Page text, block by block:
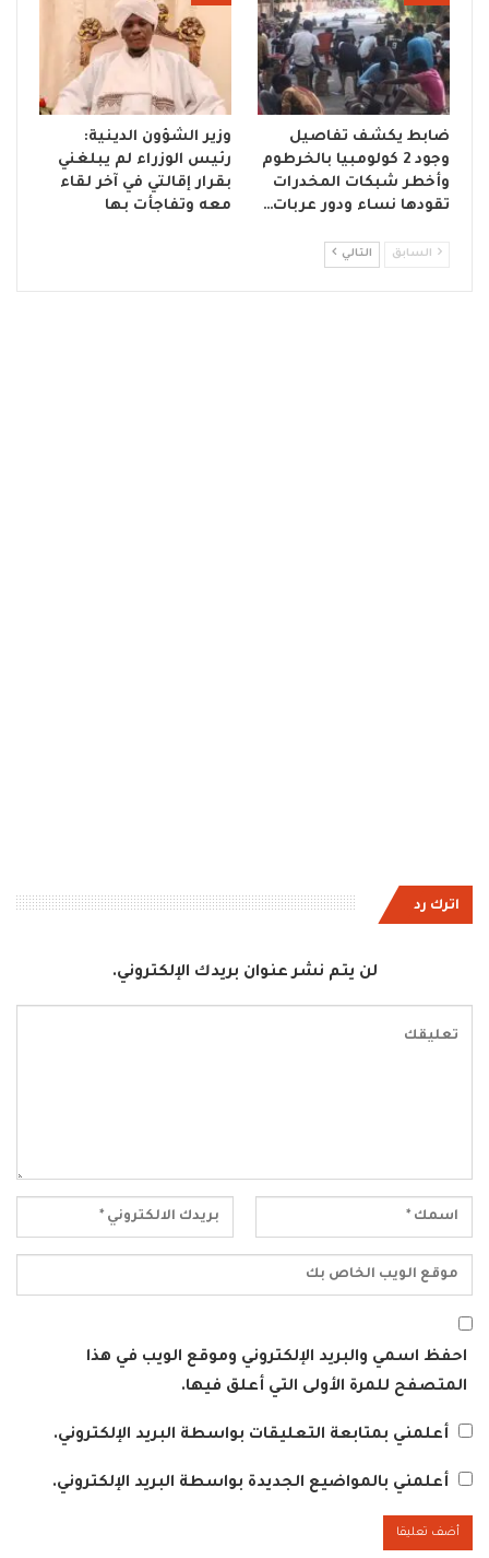
ضابط يكشف تفاصيل
وجود 2 كولومبيا بالخرطوم
وأخطر شبكات المخدرات
تقودها نساء ودور عربات…
وزير الشؤون الدينية:
رئيس الوزراء لم يبلغني
بقرار إقالتي في آخر لقاء
معه وتفاجأت بها
السابق التالي
اترك رد
لن يتم نشر عنوان بريدك الإلكتروني.
احفظ اسمي والبريد الإلكتروني وموقع الويب في هذا
المتصفح للمرة الأولى التي أعلق فيها.
أعلمني بمتابعة التعليقات بواسطة البريد الإلكتروني.
أعلمني بالمواضيع الجديدة بواسطة البريد الإلكتروني.